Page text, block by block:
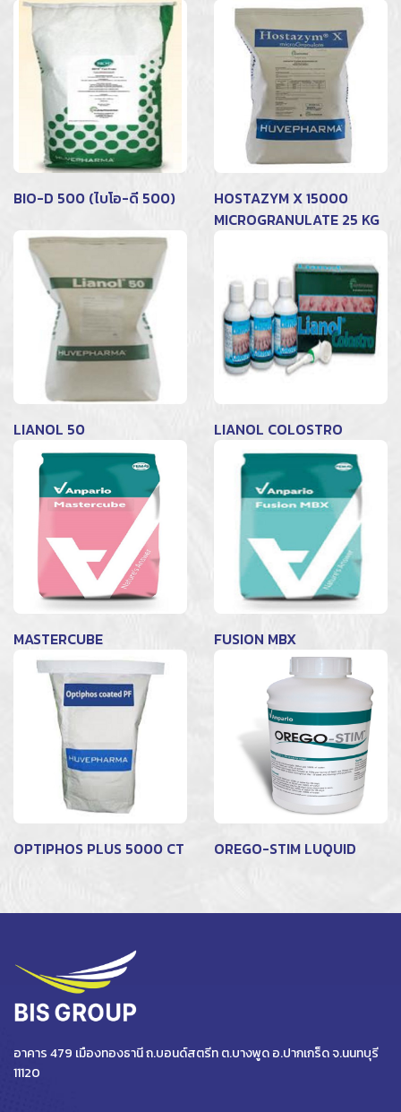
BIO-D 500 (ไบโอ-ดี 500)
HOSTAZYM X 15000
MICROGRANULATE 25 KG
LIANOL 50 LIANOL COLOSTRO
MASTERCUBE FUSION MBX
OPTIPHOS PLUS 5000 CT OREGO-STIM LUQUID
อาคาร 479 เมืองทองธานี ถ.บอนด์สตรีท ต.บางพูด อ.ปากเกร็ด จ.นนทบุรี
11120